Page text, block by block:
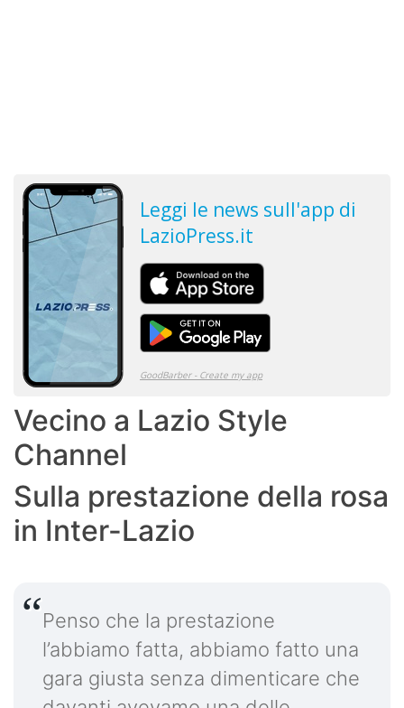
Vecino a Lazio Style
Channel
Sulla prestazione della rosa
in Inter-Lazio
Penso che la prestazione
l’abbiamo fatta, abbiamo fatto una
gara giusta senza dimenticare che